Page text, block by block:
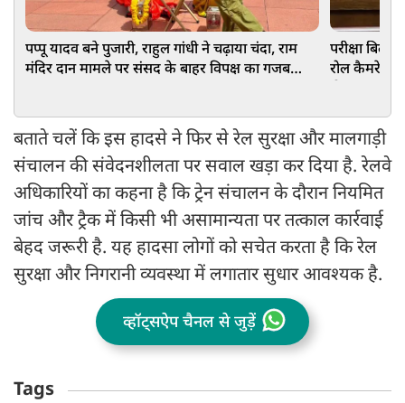
पप्पू यादव बने पुजारी, राहुल गांधी ने चढ़ाया चंदा, राम
मंदिर दान मामले पर संसद के बाहर विपक्ष का गजब
परीक्षा बिल
रोल कैमरे के
बताते चलें कि इस हादसे ने फिर से रेल सुरक्षा और मालगाड़ी
संचालन की संवेदनशीलता पर सवाल खड़ा कर दिया है. रेलवे
अधिकारियों का कहना है कि ट्रेन संचालन के दौरान नियमित
जांच और ट्रैक में किसी भी असामान्यता पर तत्काल कार्रवाई
बेहद जरूरी है. यह हादसा लोगों को सचेत करता है कि रेल
सुरक्षा और निगरानी व्यवस्था में लगातार सुधार आवश्यक है.
व्हॉट्सऐप चैनल से जुड़ें
Tags